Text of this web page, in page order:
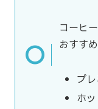
コーヒ
おすすめ
プ
ホ